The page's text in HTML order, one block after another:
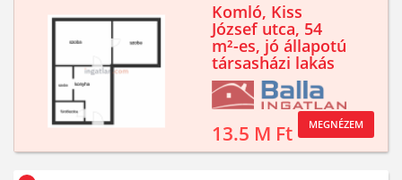
Komló, Kiss
József utca, 54
m²-es, jó állapotú
társasházi lakás
13.5 M Ft MEGNÉZEM